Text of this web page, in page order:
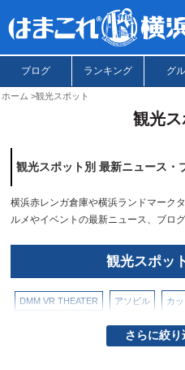
ブログ ランキング グ
ホーム 観光スポット
観光ス
観光スポット別 最新ニュース・
横浜赤レンガ倉庫や横浜ランドマーク
ルメやイベントの最新ニュース、ブロ
観光スポッ
DMM VR THEATER アソビル カ
コニカミノルタプラネタリアYOKOHAMA
さらに絞